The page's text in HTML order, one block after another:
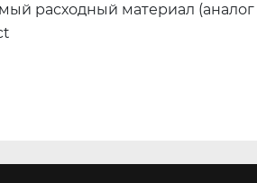
расходный материал